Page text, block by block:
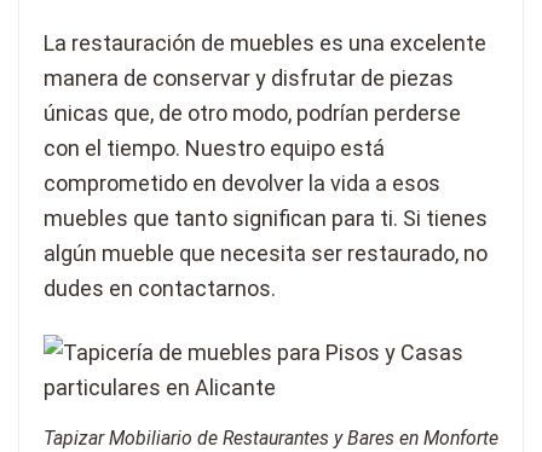
La restauración de muebles es una excelente
manera de conservar y disfrutar de piezas
únicas que, de otro modo, podrían perderse
con el tiempo. Nuestro equipo está
comprometido en devolver la vida a esos
muebles que tanto significan para ti. Si tienes
algún mueble que necesita ser restaurado, no
dudes en contactarnos.
Tapizar Mobiliario de Restaurantes y Bares en Monforte